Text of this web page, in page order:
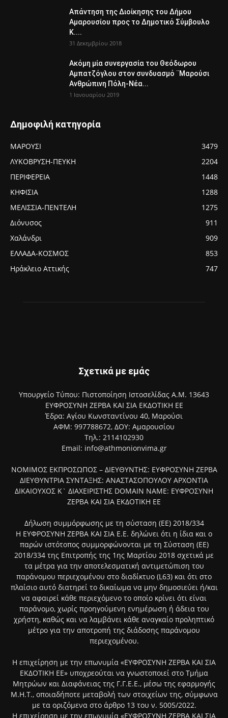
Απάντηση της Διοίκησης του Δήμου
Αμαρουσίου προς το Δημοτικό Σύμβουλο
Κ....
31 Δεκεμβρίου 2018
Ακόμη μία συνεργασία του Θεόδωρου
Αμπατζόγλου στον συνδυασμό ¨Μαρούσι
Ανθρώπινη Πόλη-Νέα...
1 Ιανουαρίου 2019
Δημοφιλή κατηγορία
ΜΑΡΟΥΣΙ
3479
ΛΥΚΟΒΡΥΣΗ-ΠΕΥΚΗ
2204
ΠΕΡΙΦΕΡΕΙΑ
1448
ΚΗΦΙΣΙΑ
1288
ΜΕΛΙΣΣΙΑ-ΠΕΝΤΕΛΗ
1275
Διόνυσος
911
Χαλάνδρι
909
ΕΛΛΑΔΑ-ΚΟΣΜΟΣ
853
Ηράκλειο Αττικής
747
Σχετικά με εμάς
Υπουργείο Τύπου: Πιστοποίηση Ιστοσελίδας Α.Μ. 13643
ΕΥΦΡΟΣΥΝΗ ΖΕΡΒΑ ΚΑΙ ΣΙΑ ΕΚΔΟΤΙΚΗ ΕΕ
Έδρα: Αγίου Κωνσταντίνου 40, Μαρούσι
ΑΦΜ: 997788672, ΔΟΥ: Αμαρουσίου
Τηλ.: 2114102930
Email: info@athmonionvima.gr
ΝΟΜΙΜΟΣ ΕΚΠΡΟΣΩΠΟΣ – ΔΙΕΥΘΥΝΤΗΣ: ΕΥΦΡΟΣΥΝΗ ΖΕΡΒΑ
ΔΙΕΥΘΥΝΤΡΙΑ ΣΥΝΤΑΞΗΣ: ΑΝΑΣΤΑΣΟΠΟΥΛΟΥ ΑΡΧΟΝΤΙΑ
ΔΙΚΑΙΟΥΧΟΣ Κ` ΔΙΑΧΕΙΡΙΣΤΗΣ DOMAIN NAME: ΕΥΦΡΟΣΥΝΗ
ΖΕΡΒΑ ΚΑΙ ΣΙΑ ΕΚΔΟΤΙΚΗ ΕΕ
Δήλωση συμμόρφωσης με τη σύσταση (ΕΕ) 2018/334
Η ΕΥΦΡΟΣΥΝΗ ΖΕΡΒΑ ΚΑΙ ΣΙΑ Ε.Ε. δηλώνει ότι η ίδια και ο
παρών ιστότοπος συμμορφώνονται με τη Σύσταση (ΕΕ)
2018/334 της Επιτροπής της 1ης Μαρτίου 2018 σχετικά με
τα μέτρα για την αποτελεσματική αντιμετώπιση του
παράνομου περιεχομένου στο διαδίκτυο (L63) και ότι στο
πλαίσιο αυτό διατηρεί το δικαίωμα να μην δημοσιεύει ή/και
να αφαιρεί κάθε περιεχόμενο το οποίο κρίνει ότι είναι
παράνομο, χωρίς προηγούμενη ενημέρωση ή άδεια του
χρήστη, καθώς και να λαμβάνει κάθε αναγκαίο προληπτικό
μέτρο για την αποτροπή της διάδοσης παράνομου
περιεχομένου.
Η επιχείρηση με την επωνυμία «ΕΥΦΡΟΣΥΝΗ ΖΕΡΒΑ ΚΑΙ ΣΙΑ
ΕΚΔΟΤΙΚΗ ΕΕ» υποχρεούται να γνωστοποιεί στο Τμήμα
Μητρώων και Διαφάνειας της Γ.Γ.Ε.Ε., μέσω της εφαρμογής
Μ.Η.Τ., οποιαδήποτε μεταβολή των στοιχείων της, σύμφωνα
με τα οριζόμενα στο άρθρο 13 του ν. 5005/2022.
Η επιχείρηση με την επωνυμία «ΕΥΦΡΟΣΥΝΗ ΖΕΡΒΑ ΚΑΙ ΣΙΑ